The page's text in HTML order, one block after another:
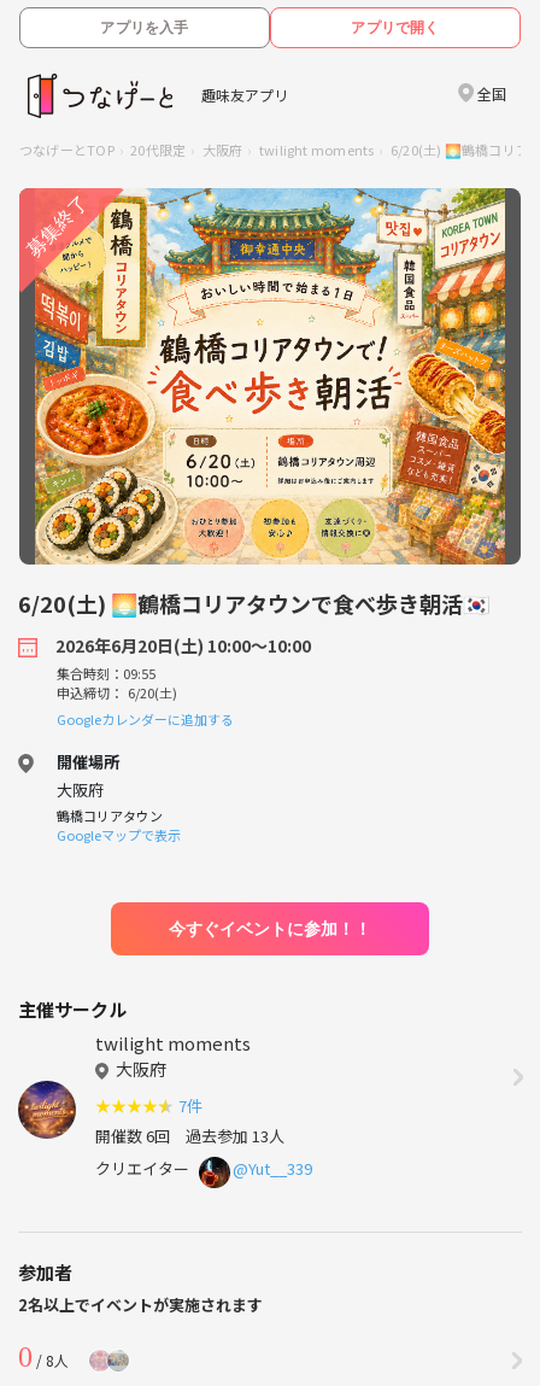
アプリを入手 アプリで開く
趣味友アプリ 全国
つなげーとTOP 20代限定 大阪府 twilight moments 6/20(土) 🌅鶴橋コリア
6/20(土) 🌅鶴橋コリアタウンで食べ歩き朝活🇰🇷
2026年6月20日(土) 10:00〜10:00
集合時刻：09:55
申込締切： 6/20(土)
Googleカレンダーに追加する
開催場所
大阪府
鶴橋コリアタウン
Googleマップで表示
今すぐイベントに参加！！
主催サークル
twilight moments
大阪府
★★★★★ 7件
開催数 6回 過去参加 13人
クリエイター
@Yut__339
参加者
2名以上でイベントが実施されます
0 / 8人